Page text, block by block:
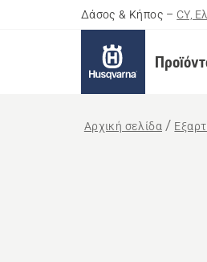
Δάσος & Κήπος – CY,
Αρχική σελίδα